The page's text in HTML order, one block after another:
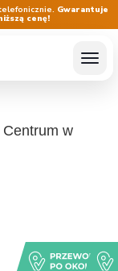
w
Gwarantuje
cenę!